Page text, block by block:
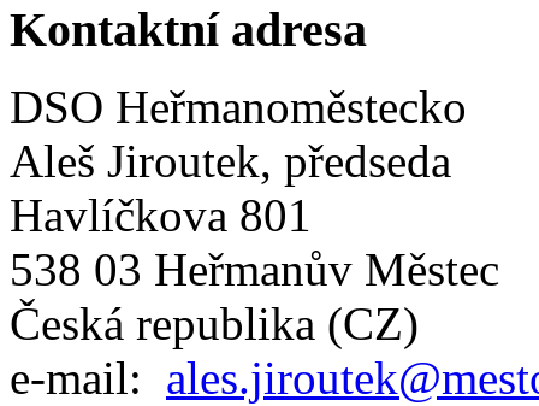
Kontaktní adresa
DSO Heřmanoměstecko
Aleš Jiroutek, předseda
Havlíčkova 801
538 03 Heřmanův Městec
Česká republika (CZ)
e-mail: